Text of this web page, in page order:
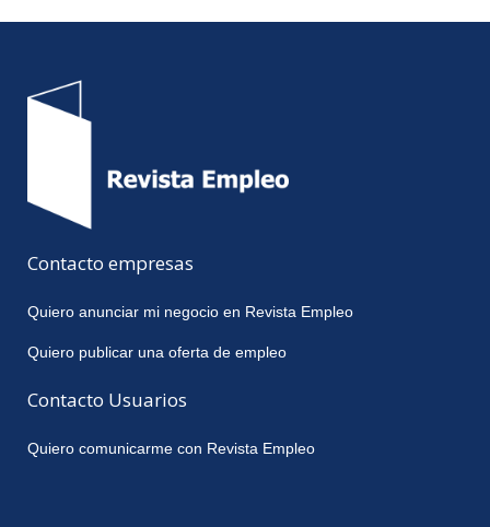
Contacto empresas
Quiero anunciar mi negocio en Revista Empleo
Quiero publicar una oferta de empleo
Contacto Usuarios
Quiero comunicarme con Revista Empleo